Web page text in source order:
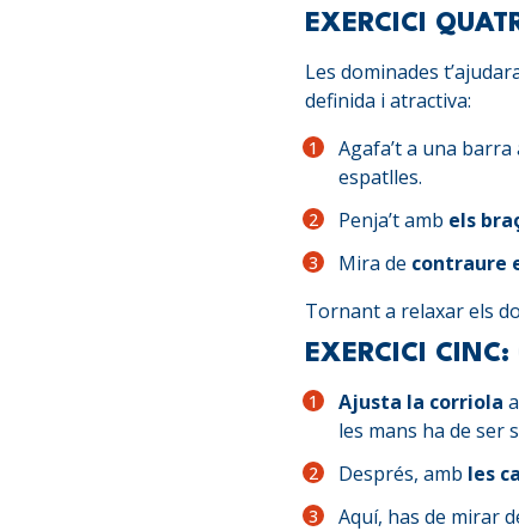
EXERCICI
Les dominades
definida i atractiva:
Agafa’t a una
espatlles.
Penja’t amb els
Mira de contraure
Tornant a relaxar els
EXERCICI
Ajusta la corriola
les mans ha de ser
Després, amb les
Aquí, has de mirar